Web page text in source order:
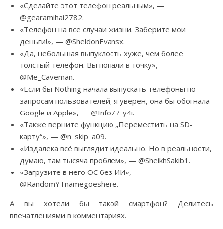
«Сделайте этот телефон реальным», —
@gearamihai2782.
«Телефон на все случаи жизни. Заберите мои
деньги!», — @SheldonEvansx.
«Да, небольшая выпуклость хуже, чем более
толстый телефон. Вы попали в точку», —
@Me_Caveman.
«Если бы Nothing начала выпускать телефоны по
запросам пользователей, я уверен, она бы обогнала
Google и Apple», — @Info77-y4i.
«Также верните функцию „Переместить на SD-
карту“», — @n_skip_a09.
«Издалека всё выглядит идеально. Но в реальности,
думаю, там тысяча проблем», — @SheikhSakib1.
«Загрузите в него ОС без ИИ», —
@RandomYTnamegoeshere.
А вы хотели бы такой смартфон? Делитесь
впечатлениями в комментариях.